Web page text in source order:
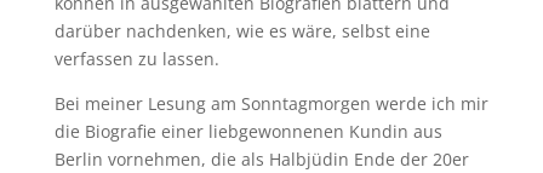
darüber nachdenken, wie es wäre, selbst eine
verfassen zu lassen.
Bei meiner Lesung am Sonntagmorgen werde ich mir
die Biografie einer liebgewonnenen Kundin aus
Berlin vornehmen, die als Halbjüdin Ende der 20er